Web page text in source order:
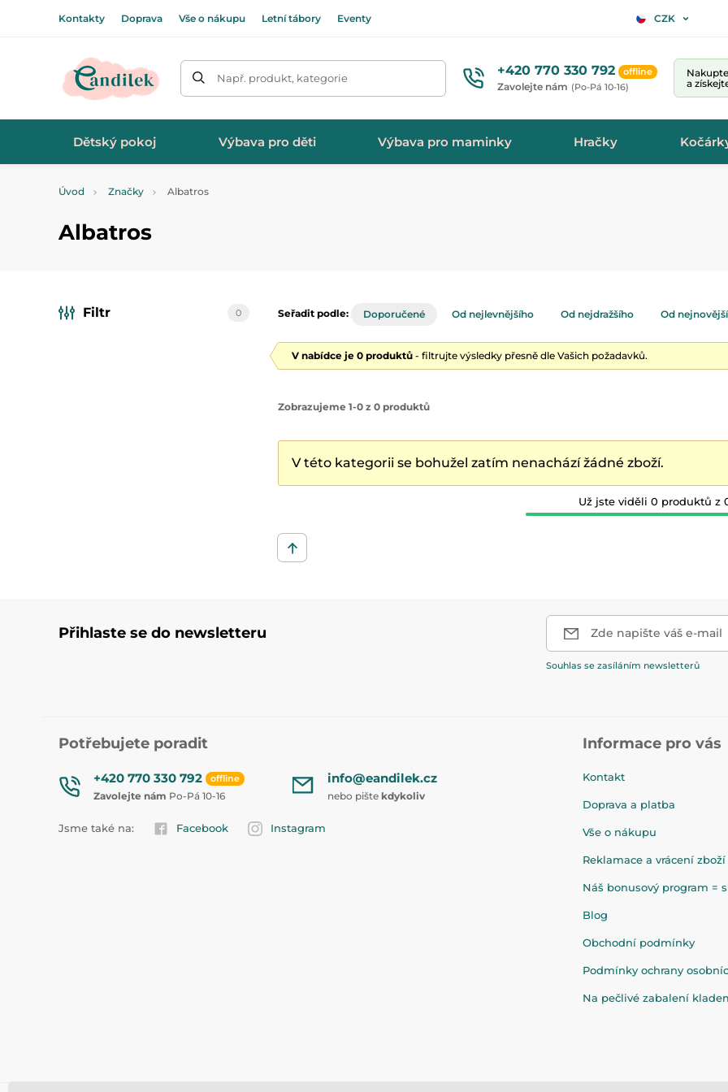
Kontakty Doprava Vše o nákupu Letní tábory Eventy CZK
Např. produkt, kategorie +420 770 330 792 offline
Zavolejte nám (Po-Pá 10-16)
a
Dětský pokoj Výbava pro děti Výbava pro maminky Hračky
Úvod Značky Albatros
Albatros
Filtr 0 Seřadit podle: Doporučené Od nejlevnějšího Od nejdražšího Od
V nabídce je 0 produktů - filtrujte výsledky přesně dle Vašich požadavků.
Zobrazujeme 1-0 z 0 produktů
V této kategorii se bohužel zatím nenachází žádné zboží.
Už jste viděli 0 produktů z
Přihlaste se do newsletteru Zde napište váš e-mail
Souhlas se zasíláním newsletterů
Potřebujete poradit
+420 770 330 792 offline
Zavolejte nám Po-Pá 10-16
info@eandilek.cz
nebo pište kdykoliv
Jsme také na: Facebook Instagram
Informace pro vás
Kontakt
Doprava a platba
Vše o nákupu
Reklamace a vrácení zboží
Náš bonusový program =
Blog
Obchodní podmínky
Podmínky ochrany
Na pečlivé zabalení